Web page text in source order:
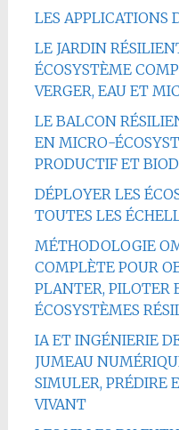
LES APPLICATIONS
LE JARDIN
ÉCOSYSTÈME
VERGER, EAU ET
LE BALCON
EN MICRO-
PRODUCTIF ET
DÉPLOYER LES
TOUTES LES
MÉTHODOLOGIE
COMPLÈTE POUR
PLANTER, PILOTER
ÉCOSYSTÈMES
IA ET INGÉNIERIE
JUMEAU
SIMULER, PRÉDIRE
VIVANT